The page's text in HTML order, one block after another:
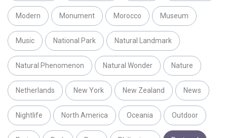
Modern Monument Morocco Museum
Music National Park Natural Landmark
Natural Phenomenon Natural Wonder Nature
Netherlands New York New Zealand News
Nightlife North America Oceania Outdoor